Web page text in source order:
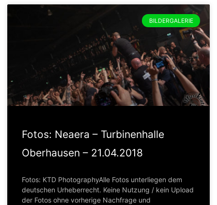
BILDERGALERIE
Fotos: Neaera – Turbinenhalle
Oberhausen – 21.04.2018
Fotos: KTD PhotographyAlle Fotos unterliegen dem
deutschen Urheberrecht. Keine Nutzung / kein Upload
der Fotos ohne vorherige Nachfrage und